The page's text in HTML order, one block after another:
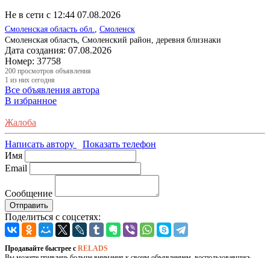
Не в сети с 12:44 07.08.2026
Смоленская область обл.
Смоленск
Смоленская область, Смоленский район, деревня близнаки
Дата создания: 07.08.2026
Номер: 37758
200 просмотров объявления
1 из них сегодня
Все объявления автора
В избранное
Жалоба
Написать автору
Показать телефон
Имя
Email
Сообщение
Отправить
Поделиться с соцсетях:
Продавайте быстрее с RELADS